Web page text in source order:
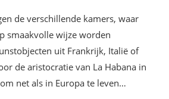
de verschillende kamers, waar
smaakvolle wijze worden
uit Frankrijk, Italië of
de aristocratie van La Habana in
net als in Europa te leven…